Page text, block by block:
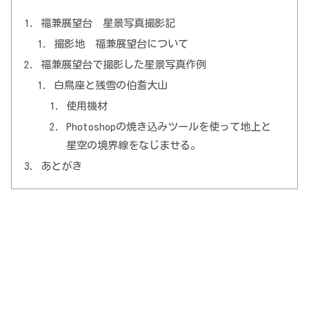
福兼展望台 星景写真撮影記
撮影地 福兼展望台について
福兼展望台で撮影した星景写真作例
白鳥座と残雪の伯耆大山
使用機材
Photoshopの焼き込みツールを使って地上と
星空の境界線をなじませる。
あとがき